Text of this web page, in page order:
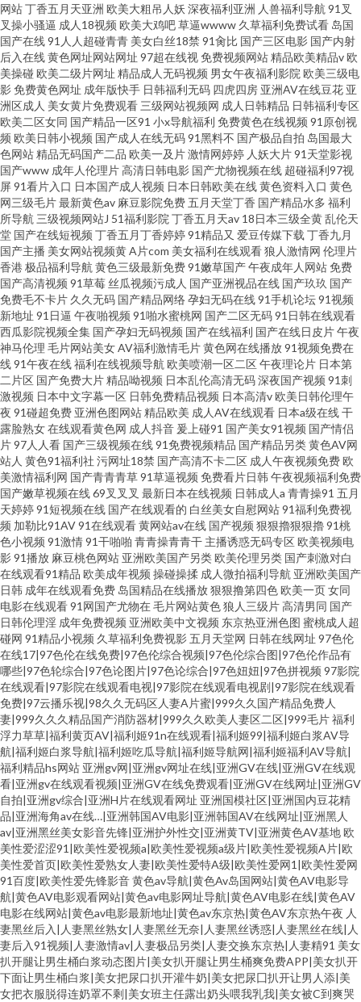
网站丁香五月天亚洲 欧美大粗吊人妖 深夜福利亚洲 人兽福利导航 91叉
叉操小骚逼 成人18视频 欧美大鸡吧草逼wwww 久草福利免费试看 岛国
国产在线91人人超碰青青 美女白丝18禁 91肏比 国产三区电影 国产内射
后入在线黄色网址网站网址 97超在线视免费视频网站精品欧美精品v欧
美操碰 欧美二级片网址 精品成人无码视频 男女午夜福利影院 欧美三级电
影免费黄色网址 成年版快手 日韩福利无码 四虎四房 亚洲AV在线豆花 亚
洲区成人 美女黄片免费观看 三级网站视频网 成人日韩精品 日韩福利专区
欧美二区女同 国产精品一区91 小x导航福利 免费黄色在线视频 91原创视
频 欧美日韩小视频 国产成人在线无码91黑料不 国产极品自拍 岛国最大
色网站精品无码国产二品 欧美一及片激情网婷婷 人妖大片91天堂影视
国产www 成年人伦理片高清日韩电影 国产尤物视频在线 超碰福利97视
屏91看片入口 日本国产成人视频 日本日韩欧美在线黄色资料入口 黄色
网三级毛片最新黄色av 麻豆影院免费 五月天堂丁香 国产精品水多 福利
所导航 三级视频网站J 51福利影院 丁香五月天av 18日本三级全黄乱伦天
堂 国产在线短视频 丁香五月丁香婷婷91精品又 爱豆传媒下载 丁香九月
国产主播 美女网站视频黄A片com 美女福利在线观看狼人激情网 伦理片
香港极品福利导航 黄色三级最新免费91嫩草国产午夜成年人网站免费
国产高清视频 91草莓 丝瓜视频污成人 国产亚洲视品在线 国产玖玖 国产
免费毛不卡片 久久无码 国产精品网络孕妇无码在线91手机论坛91视频
新地址 91日逼 午夜啪视频 91啪水蜜桃网 国产二区无码91日韩在线观看
西瓜影院视频全集 国产孕妇无码视频 国产在线福利 国产在线日皮片午夜
神马伦理 毛片网站美女AV福利激情毛片黄色网在线播放91视频免费在
线91午夜在线福利在线视频导航 欧美喷潮一区二区午夜理论片 日本第
二片区 国产免费大片精品呦视频 日本乱伦高清无码深夜国产视频 91刺
激视频 日本中文字幕一区 日韩免费精品视频 日本高清v欧美日韩伦理午
夜 91碰超免费 亚洲色图网站精品欧美 成人AV在线观看 日本a级在线干
露脸熟女在线观看黄色网 成人抖音 爰上碰91 国产美女91视频 国产情侣
片97人人看 国产三级视频在线91免费视频精品 国产精品另类黄色AV网
站人 黄色91福利社 污网址18禁 国产高清不卡二区 成人午夜视频免费欧
美激情福利网 国产青青青草91草逼视频 免费看片日韩午夜视频福利免费
国产嫩草视频在线69叉叉叉 最新日本在线视频 日韩成人a 青青操91 五月
天婷婷91短视频在线 国产在线观看的 白丝美女自慰网站91福利免费视
频 加勒比91AV91在线观看黄网站av在线 国产视频 狠狠擼狠狠擼91桃
色小视频 91激情91干啪啪 青青操青青干 主播诱惑无码专区欧美视频电
影91播放 麻豆桃色网站 亚洲欧美国产另类欧美伦理另类 国产刺激对白
在线观看91精品 欧美成年视频 操碰操揉 成人微拍福利导航 亚洲欧美国产
日韩 成年在线观看免费 岛国精品在线播放狠狠撸第四色欧美一页女同
电影在线观看91网国产尤物在毛片网站黄色狼人三级片高清男同 国产
日韩伦理淫 成年免费视频 亚洲欧美中文视频 东京热亚洲色图 蜜桃成人超
碰网 91精品小视频 久草福利免费视影 五月天堂网 日韩在线网址 97色伦
在线17|97色伦在线免费|97色伦综合视频|97色伦综合图|97色伦作品有
哪些|97色轮综合|97色论图片|97色论综合|97色妞妞|97色拼视频 97影院
在线观看|97影院在线观看电视|97影院在线观看电视剧|97影院在线观看
免费|97云播乐视|98久久无码区人妻A片蜜|999久久国产精品免费人
妻|999久久久精品国产消防器材|999久久欧美人妻区二区|999毛片福利
浮力草草|福利黄页AV|福利姬91n在线观看|福利姬99|福利姬白浆AV导
航|福利姬白浆导航|福利姬吃瓜导航|福利姬导航网|福利姬福利AV导航|
福利精品hs网站 亚洲gv网|亚洲gv网址在线|亚洲GV在线|亚洲GV在线观
看|亚洲gv在线观看视频|亚洲GV在线免费观看|亚洲GV在线网址|亚洲GV
自拍|亚洲gv综合|亚洲H片在线观看网址 亚洲国模社区|亚洲国内豆花精
品|亚洲海角av在线…|亚洲韩国AV电影|亚洲韩国AV在线网址|亚洲黑人
av|亚洲黑丝美女影音先锋|亚洲护外性交|亚洲黄TV|亚洲黄色AV基地欧
美性爱涩涩91|欧美性爱视频a|欧美性爱视频a级片|欧美性爱视频A片|欧
美性爱首页|欧美性爱熟女人妻|欧美性爱特A级|欧美性爱网1|欧美性爱网
91百度|欧美性爱先锋影音黄色av导航|黄色Av岛国网站|黄色AV电影导
航|黄色AV电影观看网站|黄色av电影网址导航|黄色AV电影在线|黄色AV
电影在线网站|黄色av电影最新地址|黄色av东京热|黄色AV东京热午夜 人
妻黑丝后入|人妻黑丝熟女|人妻黑丝无奈|人妻黑丝诱惑|人妻黑丝在线|人
妻后入91视频|人妻激情av|人妻极品另类|人妻交换东京热|人妻精91 美女
扒开腿让男生桶白浆动态图片|美女扒开腿让男生桶爽免费APP|美女扒开
下面让男生桶白浆|美女把尿口扒开灌牛奶|美女把尿囗扒开让男人添|美
女把衣服脱得连奶罩不剩|美女班主任露出奶头喂我乳我|美女被C到爽哭